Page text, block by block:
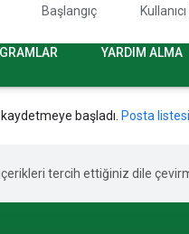
Başlangıç
YARDIM ALMA
başladı. Posta
tercih ettiğiniz dile